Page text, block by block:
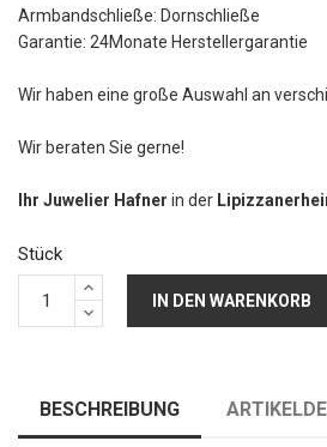
Armbandschließe: Dornschließe
Garantie: 24Monate Herstellergarantie
Wir haben eine große Auswahl an
Wir beraten Sie gerne!
Ihr Juwelier Hafner in der
Stück
IN DEN WARENKORB
BESCHREIBUNG